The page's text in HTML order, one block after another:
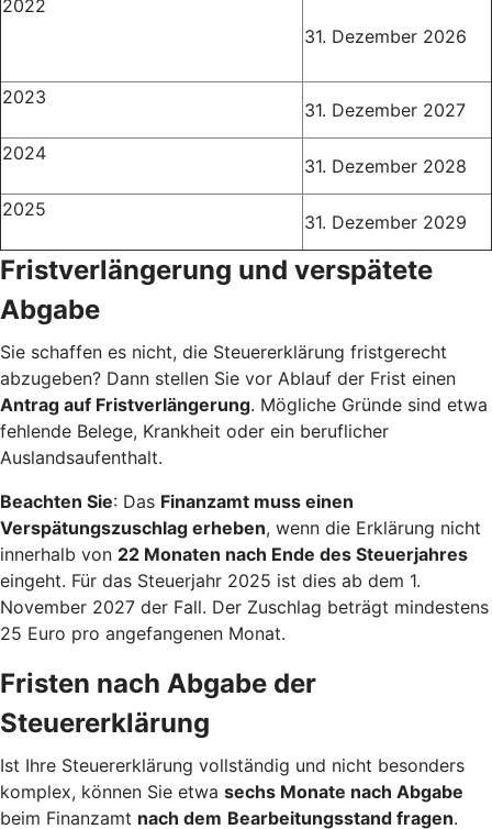
2022
31. Dezember 2026
2023
31. Dezember 2027
2024
31. Dezember 2028
2025
31. Dezember 2029
Fristverlängerung und verspätete
Abgabe
Sie schaffen es nicht, die Steuererklärung fristgerecht
abzugeben? Dann stellen Sie vor Ablauf der Frist einen
Antrag auf Fristverlängerung. Mögliche Gründe sind etwa
fehlende Belege, Krankheit oder ein beruflicher
Auslandsaufenthalt.
Beachten Sie: Das Finanzamt muss einen
Verspätungszuschlag erheben, wenn die Erklärung nicht
innerhalb von 22 Monaten nach Ende des Steuerjahres
eingeht. Für das Steuerjahr 2025 ist dies ab dem 1.
November 2027 der Fall. Der Zuschlag beträgt mindestens
25 Euro pro angefangenen Monat.
Fristen nach Abgabe der
Steuererklärung
Ist Ihre Steuererklärung vollständig und nicht besonders
komplex, können Sie etwa sechs Monate nach Abgabe
beim Finanzamt nach dem Bearbeitungsstand fragen.